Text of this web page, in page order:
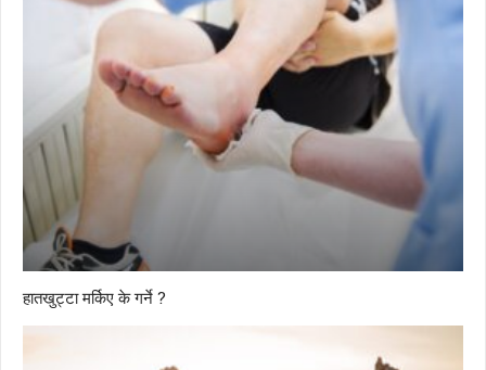
हातखुट्टा मर्किए के गर्ने ?